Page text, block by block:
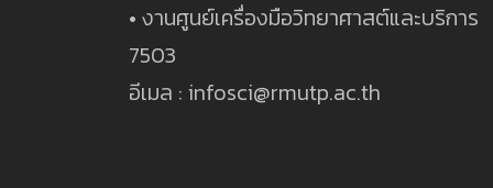
• งานศูนย์เครื่องมือวิทยาศาสต์และบริการ
7503
อีเมล : infosci@rmutp.ac.th